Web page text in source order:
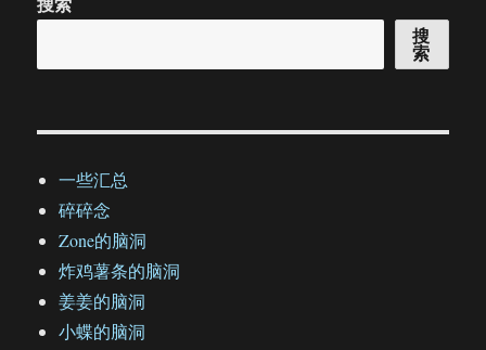
搜
索
一些汇总
碎碎念
Zone的脑洞
炸鸡薯条的脑洞
姜姜的脑洞
小蝶的脑洞